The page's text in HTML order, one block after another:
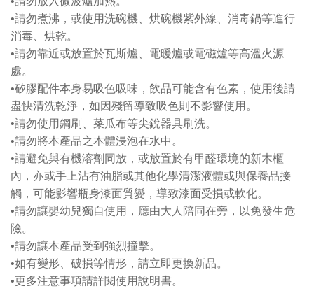
•請勿煮沸，或使用洗碗機、烘碗機紫外線、消毒鍋等進行
消毒、烘乾。
•請勿靠近或放置於瓦斯爐、電暖爐或電磁爐等高溫火源
處。
•矽膠配件本身易吸色吸味，飲品可能含有色素，使用後請
盡快清洗乾淨，如因殘留導致吸色則不影響使用。
•請勿使用鋼刷、菜瓜布等尖銳器具刷洗。
•請勿將本產品之本體浸泡在水中。
•請避免與有機溶劑同放，或放置於有甲醛環境的新木櫃
內，亦或手上沾有油脂或其他化學清潔液體或與保養品接
觸，可能影響瓶身漆面質變，導致漆面受損或軟化。
•請勿讓嬰幼兒獨自使用，應由大人陪同在旁，以免發生危
險。
•請勿讓本產品受到強烈撞擊。
•如有變形、破損等情形，請立即更換新品。
•更多注意事項請詳閱使用說明書。